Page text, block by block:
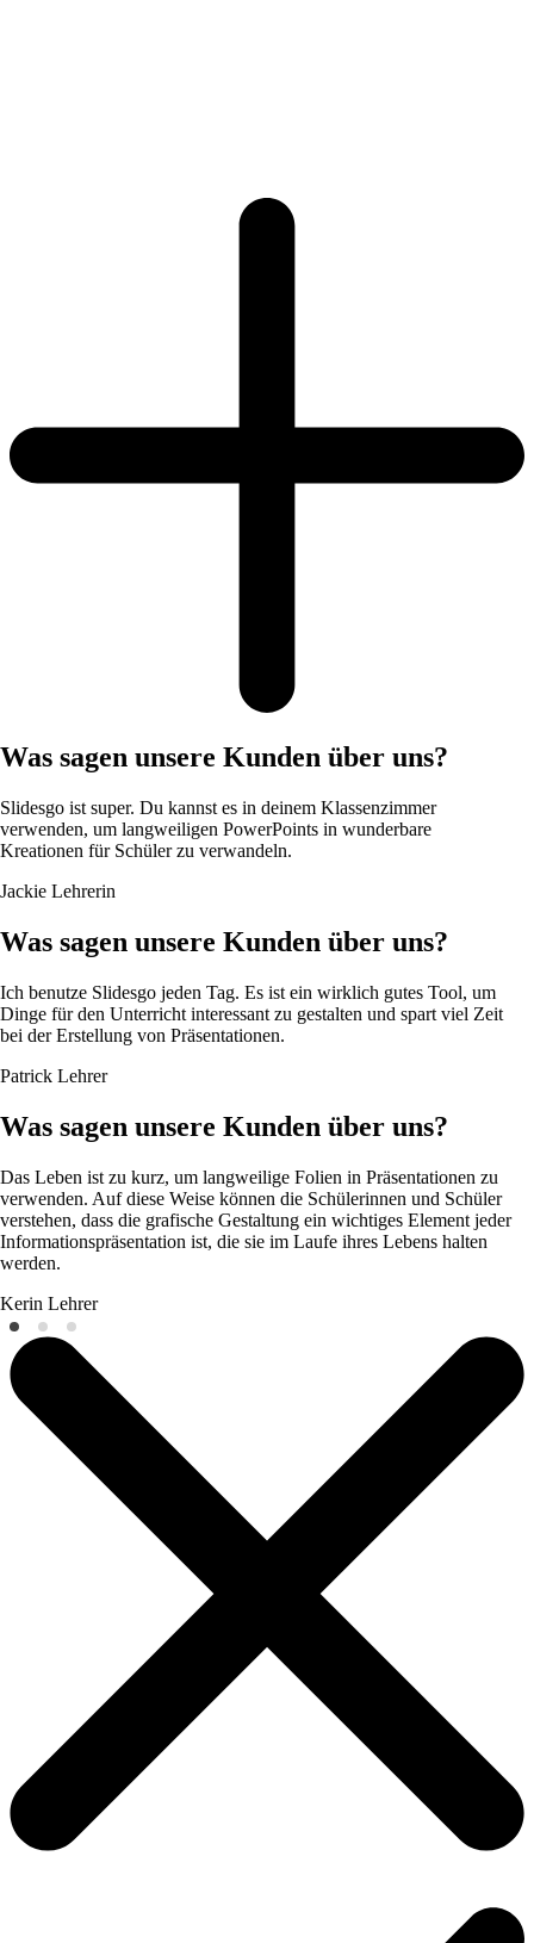
Was sagen unsere Kunden über uns?
Slidesgo ist super. Du kannst es in deinem Klassenzimmer
verwenden, um langweiligen PowerPoints in wunderbare
Kreationen für Schüler zu verwandeln.
Jackie Lehrerin
Was sagen unsere Kunden über uns?
Ich benutze Slidesgo jeden Tag. Es ist ein wirklich gutes Tool, um
Dinge für den Unterricht interessant zu gestalten und spart viel Zeit
bei der Erstellung von Präsentationen.
Patrick Lehrer
Was sagen unsere Kunden über uns?
Das Leben ist zu kurz, um langweilige Folien in Präsentationen zu
verwenden. Auf diese Weise können die Schülerinnen und Schüler
verstehen, dass die grafische Gestaltung ein wichtiges Element jeder
Informationspräsentation ist, die sie im Laufe ihres Lebens halten
werden.
Kerin Lehrer